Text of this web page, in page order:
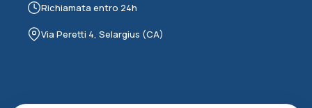
Richiamata entro 24h
Via Peretti 4, Selargius (CA)